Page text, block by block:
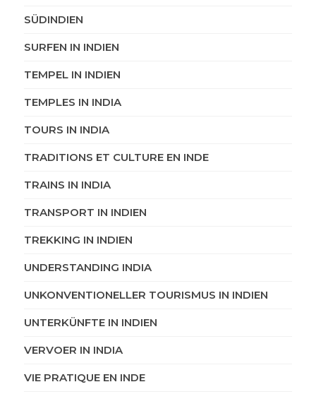
SÜDINDIEN
SURFEN IN INDIEN
TEMPEL IN INDIEN
TEMPLES IN INDIA
TOURS IN INDIA
TRADITIONS ET CULTURE EN INDE
TRAINS IN INDIA
TRANSPORT IN INDIEN
TREKKING IN INDIEN
UNDERSTANDING INDIA
UNKONVENTIONELLER TOURISMUS IN INDIEN
UNTERKÜNFTE IN INDIEN
VERVOER IN INDIA
VIE PRATIQUE EN INDE